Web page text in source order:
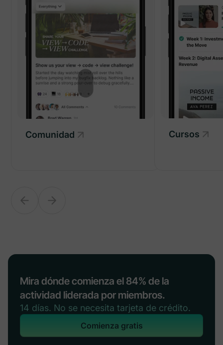
Comunidad
Comunidad Cursos
Mira dónde comienza el 84% de la
actividad liderada por miembros.
14 días. No se necesita tarjeta de crédito.
Comienza gratis